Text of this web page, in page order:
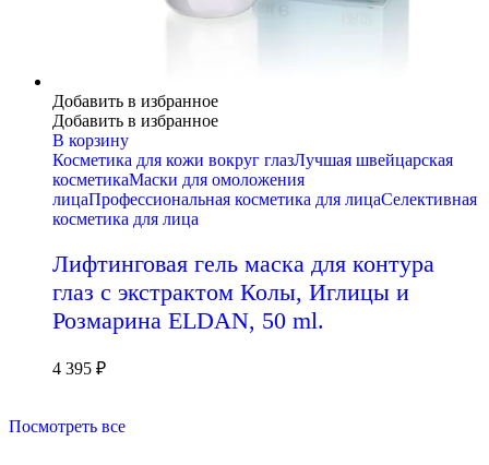
Добавить в избранное
Добавить в избранное
В корзину
Косметика для кожи вокруг глазЛучшая швейцарская
косметикаМаски для омоложения
лицаПрофессиональная косметика для лицаСелективная
косметика для лица
Лифтинговая гель маска для контура
глаз с экстрактом Колы, Иглицы и
Розмарина ELDAN, 50 ml.
4 395 ₽
Посмотреть все